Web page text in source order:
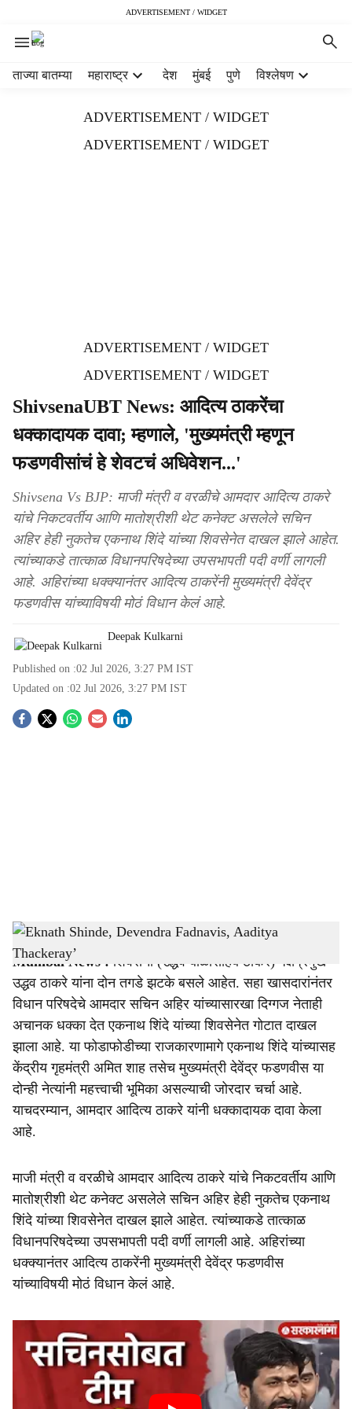
ADVERTISEMENT / WIDGET
ताज्या बातम्या महाराष्ट्र देश मुंबई पुणे विश्लेषण
ADVERTISEMENT / WIDGET
ADVERTISEMENT / WIDGET
ADVERTISEMENT / WIDGET
ADVERTISEMENT / WIDGET
ShivsenaUBT News: आदित्य ठाकरेंचा
धक्कादायक दावा; म्हणाले, 'मुख्यमंत्री म्हणून
फडणवीसांचं हे शेवटचं अधिवेशन...'
Shivsena Vs BJP: माजी मंत्री व वरळीचे आमदार आदित्य ठाकरे
यांचे निकटवर्तीय आणि मातोश्रीशी थेट कनेक्ट असलेले सचिन
अहिर हेही नुकतेच एकनाथ शिंदे यांच्या शिवसेनेत दाखल झाले आहेत.
त्यांच्याकडे तात्काळ विधानपरिषदेच्या उपसभापती पदी वर्णी लागली
आहे. अहिरांच्या धक्क्यानंतर आदित्य ठाकरेंनी मुख्यमंत्री देवेंद्र
फडणवीस यांच्याविषयी मोठं विधान केलं आहे.
Deepak Kulkarni
Published on :02 Jul 2026, 3:27 PM IST
Updated on :02 Jul 2026, 3:27 PM IST
S
h
a
r
e
Aaditya Thackeray’s CM Devendra Fadnavis Eknath Shinde-Sarkarnama
Mumbai News : शिवसेना (उद्धव बाळासाहेब ठाकरे) पक्षप्रमुख
उद्धव ठाकरे यांना दोन तगडे झटके बसले आहेत. सहा खासदारांनंतर
विधान परिषदेचे आमदार सचिन अहिर यांच्यासारखा दिग्गज नेताही
अचानक धक्का देत एकनाथ शिंदे यांच्या शिवसेनेत गोटात दाखल
झाला आहे. या फोडाफोडीच्या राजकारणामागे एकनाथ शिंदे यांच्यासह
केंद्रीय गृहमंत्री अमित शाह तसेच मुख्यमंत्री देवेंद्र फडणवीस या
दोन्ही नेत्यांनी महत्त्वाची भूमिका असल्याची जोरदार चर्चा आहे.
याचदरम्यान, आमदार आदित्य ठाकरे यांनी धक्कादायक दावा केला
आहे.
माजी मंत्री व वरळीचे आमदार आदित्य ठाकरे यांचे निकटवर्तीय आणि
मातोश्रीशी थेट कनेक्ट असलेले सचिन अहिर हेही नुकतेच एकनाथ
शिंदे यांच्या शिवसेनेत दाखल झाले आहेत. त्यांच्याकडे तात्काळ
विधानपरिषदेच्या उपसभापती पदी वर्णी लागली आहे. अहिरांच्या
धक्क्यानंतर आदित्य ठाकरेंनी मुख्यमंत्री देवेंद्र फडणवीस
यांच्याविषयी मोठं विधान केलं आहे.